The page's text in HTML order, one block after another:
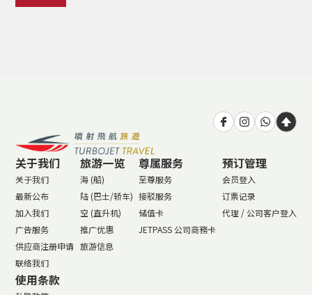
关于我们
关于我们
最新公布
加入我们
广告服务
供应商注册申请
联络我们
旅游一览
海 (船)
陆 (巴士/轿车)
空 (直升机)
推广优惠
旅游信息
尊属服务
至尊服务
接驳服务
储值卡
JETPASS 公司商務卡
预订管理
会员登入
订票记录
代理 / 公司客户登入
使用条款